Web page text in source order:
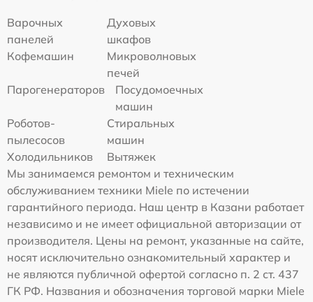
Варочных
панелей
Духовых
шкафов
Кофемашин
Микроволновых
печей
Парогенераторов
Посудомоечных
машин
Роботов-
пылесосов
Стиральных
машин
Холодильников
Вытяжек
Мы занимаемся ремонтом и техническим
обслуживанием техники Miele по истечении
гарантийного периода. Наш центр в Казани работает
независимо и не имеет официальной авторизации от
производителя. Цены на ремонт, указанные на сайте,
носят исключительно ознакомительный характер и
не являются публичной офертой согласно п. 2 ст. 437
ГК РФ. Названия и обозначения торговой марки Miele